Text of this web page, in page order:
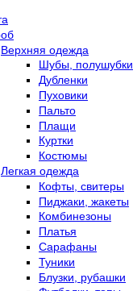
Верхняя одежда
Шубы, полушубки
Дубленки
Пуховики
Пальто
Плащи
Куртки
Костюмы
Легкая одежда
Кофты, свитеры
Пиджаки, жакеты
Комбинезоны
Платья
Сарафаны
Туники
Блузки, рубашки